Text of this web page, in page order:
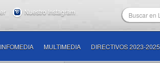
Nuestro Instagram
INFOMEDIA MULTIMEDIA DIRECTIVOS 2023-2025